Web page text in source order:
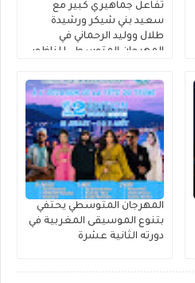
تفاعل جماهيري كبير مع
سعيد بني شيكر ورشيدة
طلال ووليد الرحماني في
المهرجان المتوسطي للناظور
المهرجان المتوسطي يحتفي
بتنوع الموسيقى المغربية في
دورته الثانية عشرة